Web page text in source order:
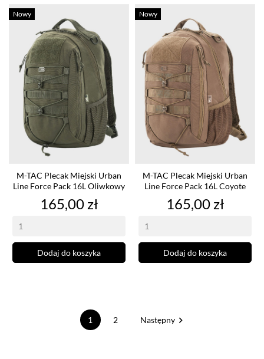
M-TAC Plecak Miejski Urban
Line Force Pack 16L Oliwkowy
Cena
165,00 zł
Dodaj do koszyka
Nowy
M-TAC Plecak Miejski Urban
Line Force Pack 16L Coyote
Cena
165,00 zł
Dodaj do koszyka
Nowy
1 2 Następny 